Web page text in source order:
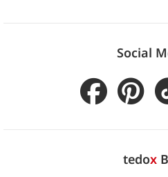
Social
tedox